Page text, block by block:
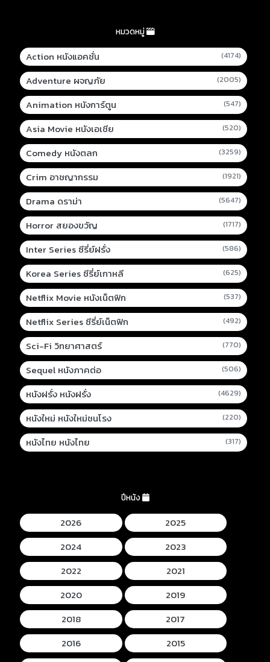
หมวดหมู่
Action หนังแอคชั่น (4174)
Adventure ผจญภัย (2005)
Animation หนังการ์ตูน (547)
Asia Movie หนังเอเชีย (520)
Comedy หนังตลก (3259)
Crim อาชญากรรม (1921)
Drama ดราม่า (5647)
Horror สยองขวัญ (1717)
Inter Series ซีรี่ย์ฝรั่ง (586)
Korea Series ซีรี่ย์เกาหลี (625)
Netflix Movie หนังเน็ตฟิก (537)
Netflix Series ซีรี่ย์เน็ตฟิก (492)
Sci-Fi วิทยาศาสตร์ (770)
Sequel หนังภาคต่อ (506)
หนังฝรั่ง หนังฝรั่ง (4629)
หนังใหม่ หนังใหม่ชนโรง (220)
หนังไทย หนังไทย (317)
ปีหนัง
2026
2025
2024
2023
2022
2021
2020
2019
2018
2017
2016
2015